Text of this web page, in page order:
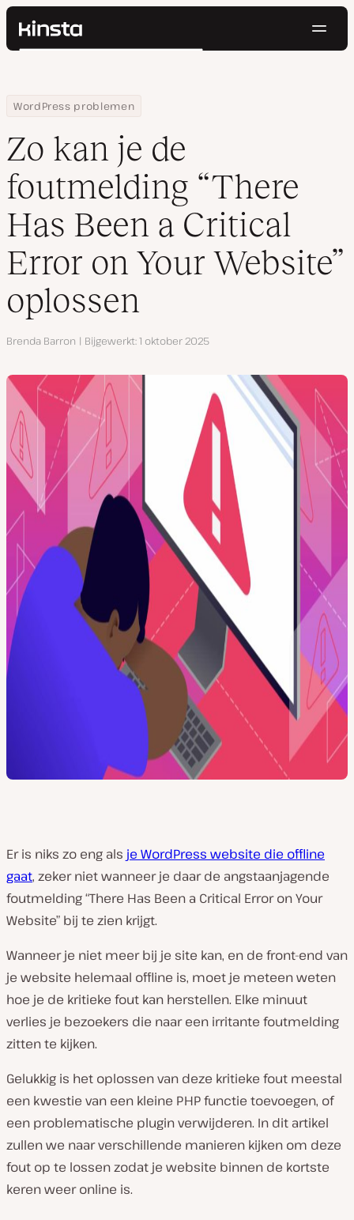
Kinsta®
Prijzen
Contact
Zoeken
Home
Hulpbronnen
Blog
WordPress problemen
Zo kan je de foutmelding “There Has Been a Critical Error on
Zo kan je de
foutmelding “There
Has Been a Critical
Error on Your Website”
oplossen
Auteur
Brenda Barron Bijgewerkt 1 oktober 2025
Er is niks zo eng als je WordPress website die offline
gaat, zeker niet wanneer je daar de angstaanjagende
foutmelding “There Has Been a Critical Error on Your
Website” bij te zien krijgt.
Wanneer je niet meer bij je site kan, en de front-end van
je website helemaal offline is, moet je meteen weten
hoe je de kritieke fout kan herstellen. Elke minuut
verlies je bezoekers die naar een irritante foutmelding
zitten te kijken.
Gelukkig is het oplossen van deze kritieke fout meestal
een kwestie van een kleine PHP functie toevoegen, of
een problematische plugin verwijderen. In dit artikel
zullen we naar verschillende manieren kijken om deze
fout op te lossen zodat je website binnen de kortste
keren weer online is.